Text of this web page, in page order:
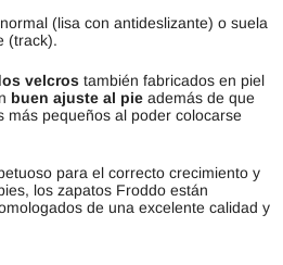
(lisa con antideslizante) o suela
(track).
velcros también fabricados en piel
buen ajuste al pie además de que
más pequeños al poder colocarse
para el correcto crecimiento y
los zapatos Froddo están
de una excelente calidad y